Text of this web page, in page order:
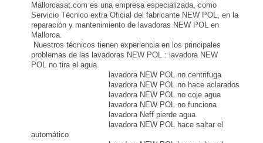
Mallorcasat.com es una empresa especializada, como
Servicio Técnico extra Oficial del fabricante NEW POL, en la
reparación y mantenimiento de lavadoras NEW POL en
Mallorca.
Nuestros técnicos tienen experiencia en los principales
problemas de las lavadoras NEW POL : lavadora NEW
POL no tira el agua
lavadora NEW POL no centrifuga
lavadora NEW POL no hace aclarados
lavadora NEW POL no coje agua
lavadora NEW POL no funciona
lavadora Neff pierde agua
lavadora NEW POL hace saltar el
automático